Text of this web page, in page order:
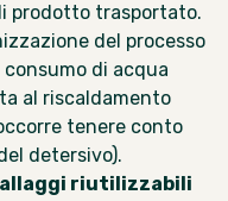
prodotto trasportato.
del processo
di acqua
al riscaldamento
tenere conto
detersivo).
riutilizzabili